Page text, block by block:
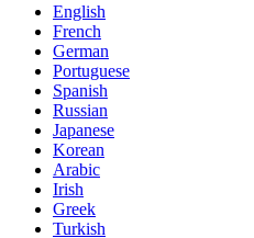
English
French
German
Portuguese
Spanish
Russian
Japanese
Korean
Arabic
Irish
Greek
Turkish